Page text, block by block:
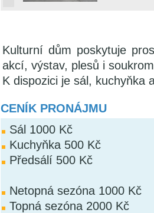
Kulturní dům poskytuje
akcí, výstav, plesů i
K dispozici je sál, kuchyňka
CENÍK PRONÁJMU
Sál 1000 Kč
Kuchyňka 500 Kč
Předsálí 500 Kč
Netopná sezóna 1000 Kč
Topná sezóna 2000 Kč